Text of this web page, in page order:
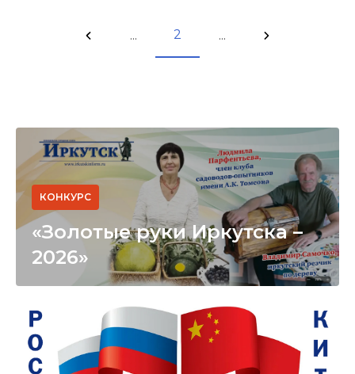
... 2 ...
КОНКУРС
«Золотые руки Иркутска –
2026»